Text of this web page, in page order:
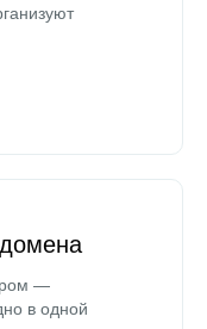
—
в одной